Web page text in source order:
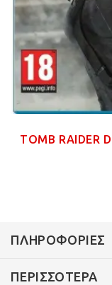
TOMB RAIDER
ΠΛΗΡΟΦΟΡΊΕΣ
ΠΕΡΙΣΣΌΤΕΡΑ